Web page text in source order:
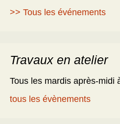
>> Tous les événements
Travaux en atelier
Tous les mardis après-midi
tous les évènements